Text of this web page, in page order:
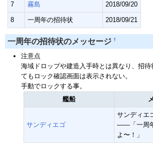
7 霧島 2018/09/20
8 一周年の招待状 2018/09/21
一周年の招待状のメッセージ †
注意点
海域ドロップや建造入手時とは異なり、招待
てもロック確認画面は表示されない。
手動でロックする事。
艦船
サンディエゴ
サンディエ
――「一周
よ〜！」